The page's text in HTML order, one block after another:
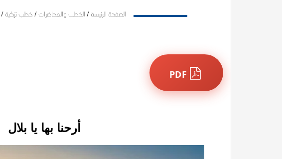
الصفحة الرئيسة / الخطب والمحاضرات / خطب تزكية /
أرحنا بها يا بلال